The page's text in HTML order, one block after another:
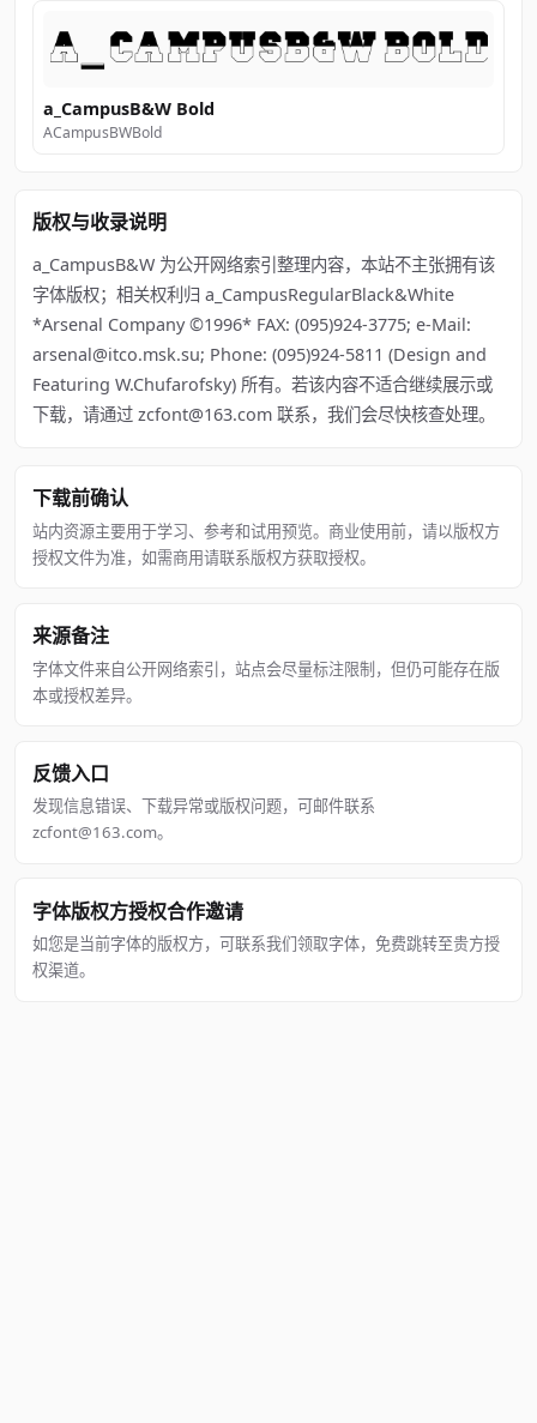
a_CampusB&W Bold
ACampusBWBold
版权与收录说明
a_CampusB&W 为公开网络索引整理内容，本站不主张拥有该
字体版权；相关权利归 a_CampusRegularBlack&White
*Arsenal Company ©1996* FAX: (095)924-3775; e-Mail:
arsenal@itco.msk.su; Phone: (095)924-5811 (Design and
Featuring W.Chufarofsky) 所有。若该内容不适合继续展示或
下载，请通过 zcfont@163.com 联系，我们会尽快核查处理。
下载前确认
站内资源主要用于学习、参考和试用预览。商业使用前，请以版权方
授权文件为准，如需商用请联系版权方获取授权。
来源备注
字体文件来自公开网络索引，站点会尽量标注限制，但仍可能存在版
本或授权差异。
反馈入口
发现信息错误、下载异常或版权问题，可邮件联系
zcfont@163.com。
字体版权方授权合作邀请
如您是当前字体的版权方，可联系我们领取字体，免费跳转至贵方授
权渠道。